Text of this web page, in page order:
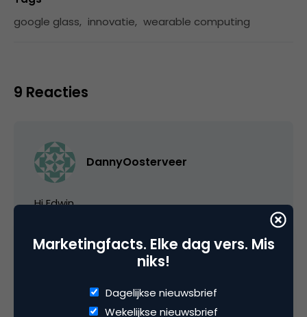
google glass, innovatie, wearable computing
9 Reacties
DannyOosterveer
Hi Edwin,
Mooi uiteen gezet. Er is een heel mooi boek
geschreven op dit gebied, door een van mijn
professor in de verspreiding van informatie en
Marketingfacts. Elke dag vers. Mis
niks!
Dagelijkse nieuwsbrief
Wekelijkse nieuwsbrief